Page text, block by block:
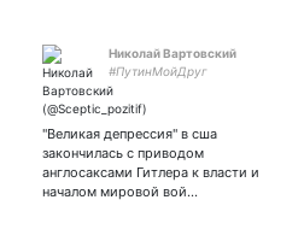
Николай Вартовский
#ПутинМойДруг
"Великая депрессия" в сша
закончилась с приводом
англосаксами Гитлера к власти и
началом мировой вой…